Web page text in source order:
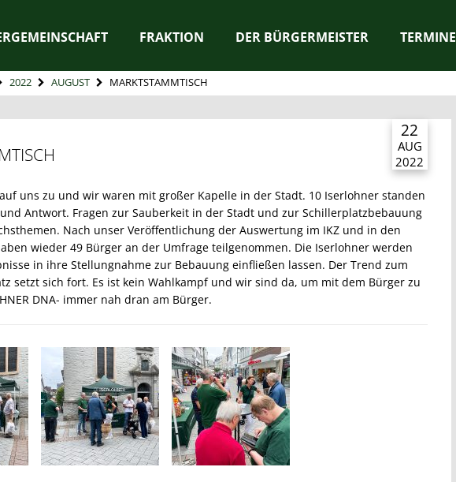
FRAKTION DER BÜRGERMEISTER TERMINE
2022 AUGUST MARKTSTAMMTISCH
22
AUG
2022
uns zu und wir waren mit großer Kapelle in der Stadt. 10 Iserlohner standen
Antwort. Fragen zur Sauberkeit in der Stadt und zur Schillerplatzbebauung
Nach unser Veröffentlichung der Auswertung im IKZ und in den
wieder 49 Bürger an der Umfrage teilgenommen. Die Iserlohner werden
in ihre Stellungnahme zur Bebauung einfließen lassen. Der Trend zum
setzt sich fort. Es ist kein Wahlkampf und wir sind da, um mit dem Bürger zu
DNA- immer nah dran am Bürger.